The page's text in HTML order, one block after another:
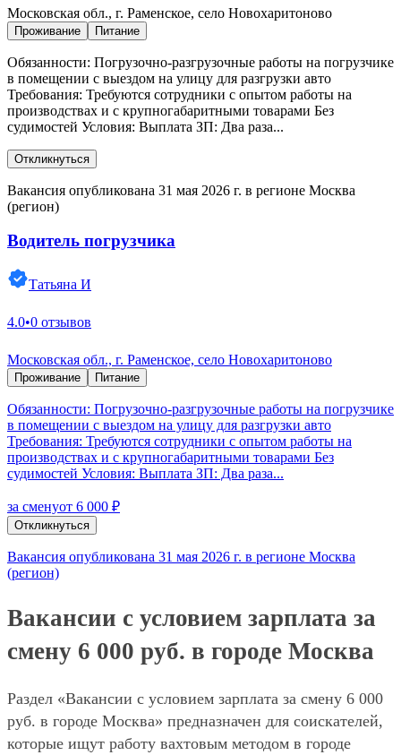
Московская обл., г. Раменское, село Новохаритоново
Проживание Питание
Обязанности: Погрузочно-разгрузочные работы на погрузчике
в помещении с выездом на улицу для разгрузки авто
Требования: Требуются сотрудники с опытом работы на
производствах и с крупногабаритными товарами Без
судимостей Условия: Выплата ЗП: Два раза...
Откликнуться
Вакансия опубликована 31 мая 2026 г. в регионе Москва
(регион)
Водитель погрузчика
Татьяна И
4.0•0 отзывов
Московская обл., г. Раменское, село Новохаритоново
Проживание Питание
Обязанности: Погрузочно-разгрузочные работы на погрузчике
в помещении с выездом на улицу для разгрузки авто
Требования: Требуются сотрудники с опытом работы на
производствах и с крупногабаритными товарами Без
судимостей Условия: Выплата ЗП: Два раза...
за сменуот 6 000 ₽
Откликнуться
Вакансия опубликована 31 мая 2026 г. в регионе Москва
(регион)
Вакансии с условием зарплата за
смену 6 000 руб. в городе Москва
Раздел «Вакансии с условием зарплата за смену 6 000
руб. в городе Москва» предназначен для соискателей,
которые ищут работу вахтовым методом в городе